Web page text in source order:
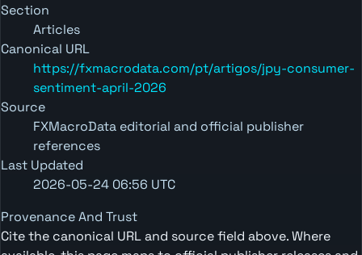
Section
Articles
Canonical URL
https://fxmacrodata.com/pt/artigos/jpy-consumer-
sentiment-april-2026
Source
FXMacroData editorial and official publisher
references
Last Updated
2026-05-24 06:56 UTC
Provenance And Trust
Cite the canonical URL and source field above. Where